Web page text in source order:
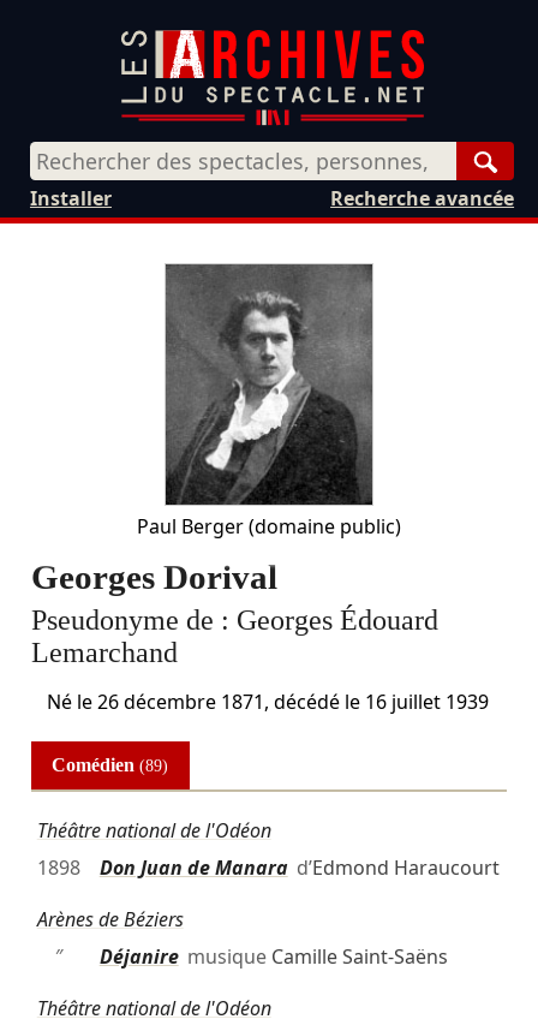
Recherche avancée
Installer
Paul Berger(domaine public)
Georges Dorival
Pseudonyme de : Georges Édouard
Lemarchand
Né le26 décembre 1871, décédé le 16 juillet 1939
Comédien(89)
Théâtre national de l'Odéon
1898
Don Juan de Manarad’Edmond Haraucourt
Arènes de Béziers
″
Déjaniremusique Camille Saint-Saëns
Théâtre national de l'Odéon